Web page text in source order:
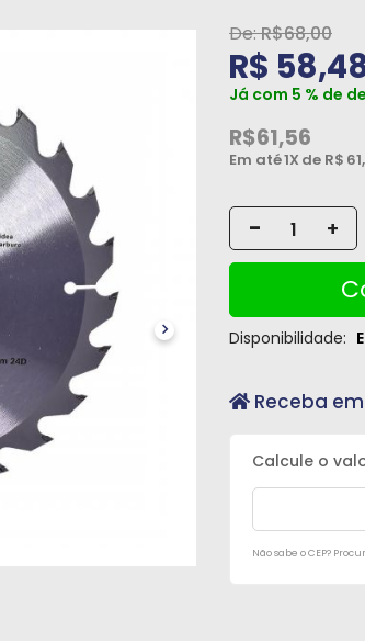
R$68,00
R$
Já com 5 % de
R$61,56
Em até1X de R$
- +
Disponibilidade:
Receba
Não sabe o CEP?